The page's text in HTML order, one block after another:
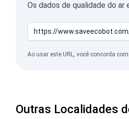
Os dados de qualidade do
Ao usar este URL, você concorda
Outras Localidades